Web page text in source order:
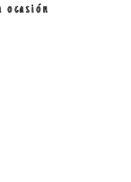
ocasión